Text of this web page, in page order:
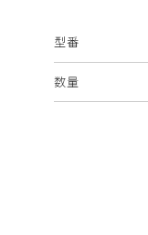
型番
数量